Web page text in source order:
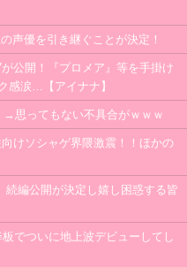
声優を引き継ぐことが決定！
公開！『プロメア』等を手掛け
感涙…【アイナナ】
→思ってもない不具合がｗｗｗ
けソシャゲ界隈激震！！ほかの
続編公開が決定し嬉し困惑する皆
でついに地上波デビューしてし